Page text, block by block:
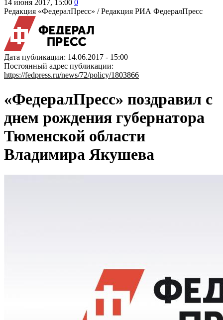
14 июня 2017, 15:00 0
Редакция «ФедералПресс» /Редакция РИА ФедералПресс
Дата публикации: 14.06.2017 - 15:00
Постоянный адрес публикации:
https://fedpress.ru/news/72/policy/1803866
«ФедералПресс» поздравил с
днем рождения губернатора
Тюменской области
Владимира Якушева